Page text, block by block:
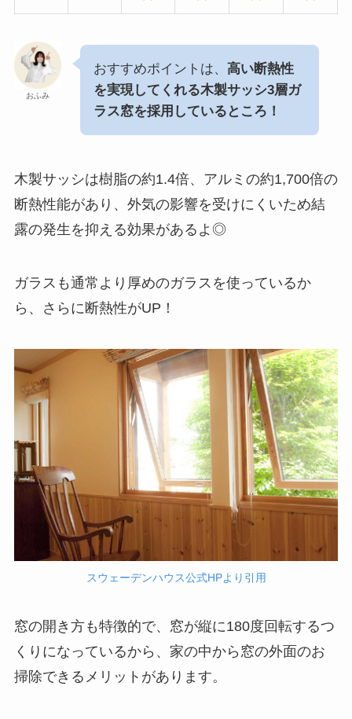
おふみ
おすすめポイントは、 高い断熱性
を実現してくれる木製サッシ3層ガ
ラス窓を採用しているところ！
木製サッシは樹脂の約1.4倍、アルミの約1,700倍の
断熱性能があり、外気の影響を受けにくいため結
露の発生を抑える効果があるよ◎
ガラスも通常より厚めのガラスを使っているか
ら、さらに断熱性がUP！
スウェーデンハウス公式HPより引用
窓の開き方も特徴的で、窓が縦に180度回転するつ
くりになっているから、家の中から窓の外面のお
掃除できるメリットがあります。